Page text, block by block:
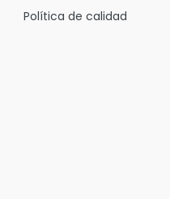
Política de calidad